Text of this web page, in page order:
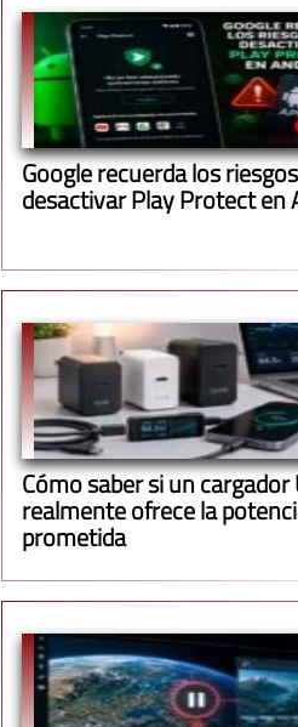
Google recuerda los
desactivar Play Protect en
Cómo saber si un cargador
realmente ofrece la
prometida